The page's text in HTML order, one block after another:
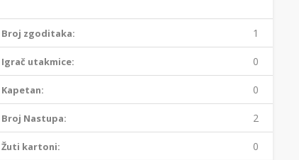
Broj zgoditaka: 1
Igrač utakmice: 0
Kapetan: 0
Broj Nastupa: 2
Žuti kartoni: 0